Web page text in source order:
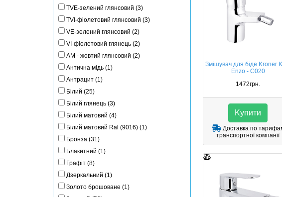
TVE-зелений глянсовий (3)
TVI-фіолетовий глянсовий (3)
VE-зелений глянсовий (2)
VI-фіолетовий глянець (2)
АМ - жовтий глянсовий (2)
Антична мідь (1)
Антрацит (1)
Білий (25)
Білий глянець (3)
Білий матовий (4)
Білий матовий Ral (9016) (1)
Бронза (31)
Блакитний (1)
Графіт (8)
Дзеркальний (1)
Золото брошоване (1)
Змішувач для біде Kroner
Enzo - C020
1472грн.
Kупити
Доставка по
транспортної компанії